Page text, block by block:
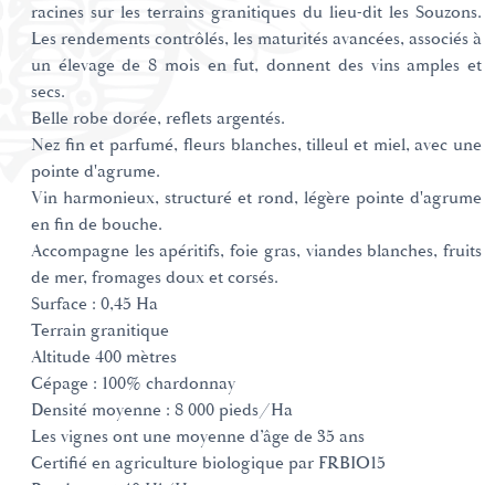
racines sur les terrains granitiques du lieu-dit les Souzons.
Les rendements contrôlés, les maturités avancées, associés à
un élevage de 8 mois en fut, donnent des vins amples et
secs.
Belle robe dorée, reflets argentés.
Nez fin et parfumé, fleurs blanches, tilleul et miel, avec une
pointe d'agrume.
Vin harmonieux, structuré et rond, légère pointe d'agrume
en fin de bouche.
Accompagne les apéritifs, foie gras, viandes blanches, fruits
de mer, fromages doux et corsés.
Surface : 0,45 Ha
Terrain granitique
Altitude 400 mètres
Cépage : 100% chardonnay
Densité moyenne : 8 000 pieds/Ha
Les vignes ont une moyenne d’âge de 35 ans
Certifié en agriculture biologique par FRBIO15